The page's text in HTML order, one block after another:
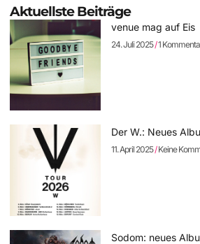
Aktuellste Beiträge
venue mag auf Eis
24. Juli 2025 1
Der W.: Neues
11. April 2025 Keine
Sodom: neues